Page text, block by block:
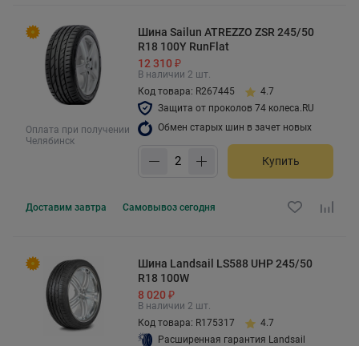
Оплата при получении
Челябинск
Шина Sailun ATREZZO ZSR 245/50
R18 100Y RunFlat
12 310 ₽
В наличии 2 шт.
Код товара: R267445
4.7
Защита от проколов 74 колеса.RU
Обмен старых шин в зачет новых
Купить
Доставим завтра Самовывоз сегодня
Шина Landsail LS588 UHP 245/50
R18 100W
8 020 ₽
В наличии 2 шт.
Код товара: R175317
4.7
Расширенная гарантия Landsail